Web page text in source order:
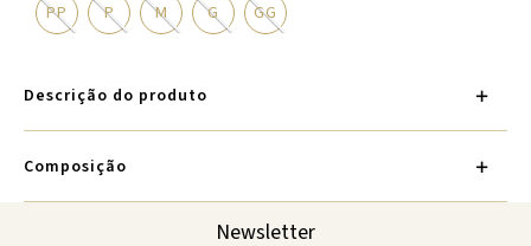
PP P M G GG
Descrição do produto
Composição
Newsletter